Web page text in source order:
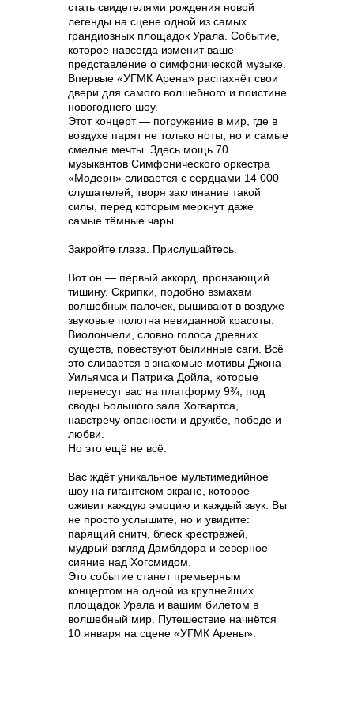
стать свидетелями рождения новой
легенды на сцене одной из самых
грандиозных площадок Урала. Событие,
которое навсегда изменит ваше
представление о симфонической музыке.
Впервые «УГМК Арена» распахнёт свои
двери для самого волшебного и поистине
новогоднего шоу.
Этот концерт — погружение в мир, где в
воздухе парят не только ноты, но и самые
смелые мечты. Здесь мощь 70
музыкантов Симфонического оркестра
«Модерн» сливается с сердцами 14 000
слушателей, творя заклинание такой
силы, перед которым меркнут даже
самые тёмные чары.
Закройте глаза. Прислушайтесь.
Вот он — первый аккорд, пронзающий
тишину. Скрипки, подобно взмахам
волшебных палочек, вышивают в воздухе
звуковые полотна невиданной красоты.
Виолончели, словно голоса древних
существ, повествуют былинные саги. Всё
это сливается в знакомые мотивы Джона
Уильямса и Патрика Дойла, которые
перенесут вас на платформу 9¾, под
своды Большого зала Хогвартса,
навстречу опасности и дружбе, победе и
любви.
Но это ещё не всё.
Вас ждёт уникальное мультимедийное
шоу на гигантском экране, которое
оживит каждую эмоцию и каждый звук. Вы
не просто услышите, но и увидите:
парящий снитч, блеск крестражей,
мудрый взгляд Дамблдора и северное
сияние над Хогсмидом.
Это событие станет премьерным
концертом на одной из крупнейших
площадок Урала и вашим билетом в
волшебный мир. Путешествие начнётся
10 января на сцене «УГМК Арены».